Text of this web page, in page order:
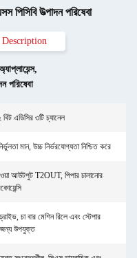
পিসিবি উত্পাদন পরিষেবা
Description
,
পরিষেবা
বিট এডিসির ৩টি চ্যানেল
মান, উচ্চ নির্ভরযোগ্যতা নিশ্চিত করে
আউটপুট T2OUT, পিপার চালানোর
চা বার মেশিন রিলে এবং স্টেপার
জন্য উপযুক্ত